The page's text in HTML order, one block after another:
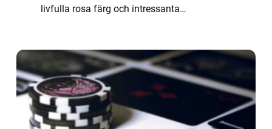
livfulla rosa färg och intressanta
denn...